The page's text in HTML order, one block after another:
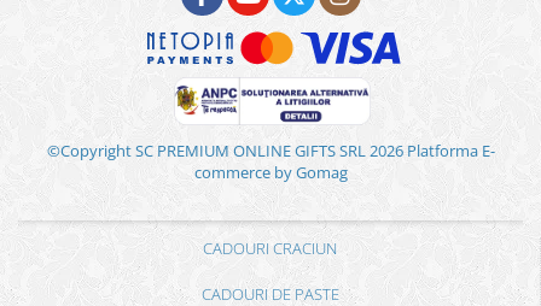
©Copyright SC PREMIUM ONLINE GIFTS SRL 2026 Platforma E-
commerce by Gomag
CADOURI CRACIUN
CADOURI DE PASTE